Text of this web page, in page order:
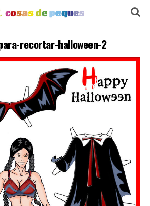
recortar-halloween-2